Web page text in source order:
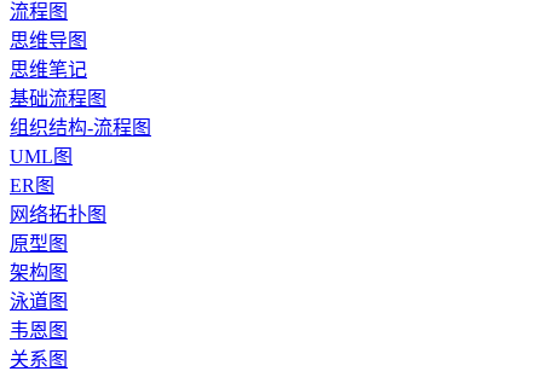
流程图
思维导图
思维笔记
基础流程图
组织结构-流程图
UML图
ER图
网络拓扑图
原型图
架构图
泳道图
韦恩图
关系图